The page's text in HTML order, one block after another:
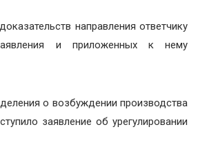
направления ответчику
и приложенных к нему
о возбуждении производства
заявление об урегулировании